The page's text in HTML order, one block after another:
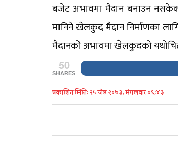
बजेट अभावमा मैदान बनाउन
मानिने खेलकुद मैदान निर्माणका
मैदानको अभावमा खेलकुदको
50
SHARES
प्रकाशित मिति: २५ जेष्ठ २०७३, मंगलवार ०६:४३